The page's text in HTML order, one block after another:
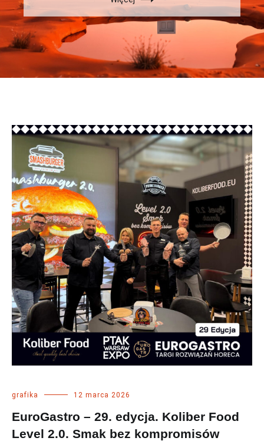
grafika 12 marca 2026
EuroGastro – 29. edycja. Koliber Food
Level 2.0. Smak bez kompromisów